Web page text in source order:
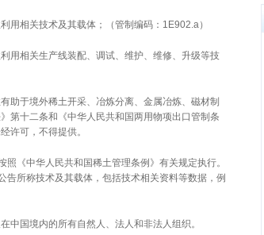
用相关技术及其载体；（管制编码：1E902.a）
用相关生产线装配、调试、维护、维修、升级等技
助于境外稀土开采、冶炼分离、金属冶炼、磁材制
第十二条和《中华人民共和国两用物项出口管制条
许可，不得提供。
照《中华人民共和国稀土管理条例》有关规定执行。
告所称技术及其载体，包括技术相关资料等数据，例
中国境内的所有自然人、法人和非法人组织。